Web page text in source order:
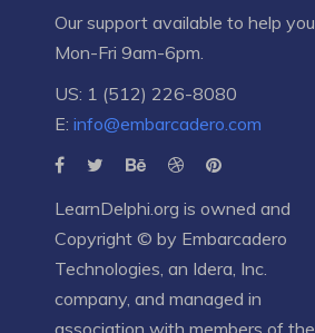
Our support available to help you
Mon-Fri 9am-6pm.
US: 1 (512) 226-8080
E: info@embarcadero.com
LearnDelphi.org is owned and
Copyright © by Embarcadero
Technologies , an Idera, Inc.
company, and managed in
association with members of the